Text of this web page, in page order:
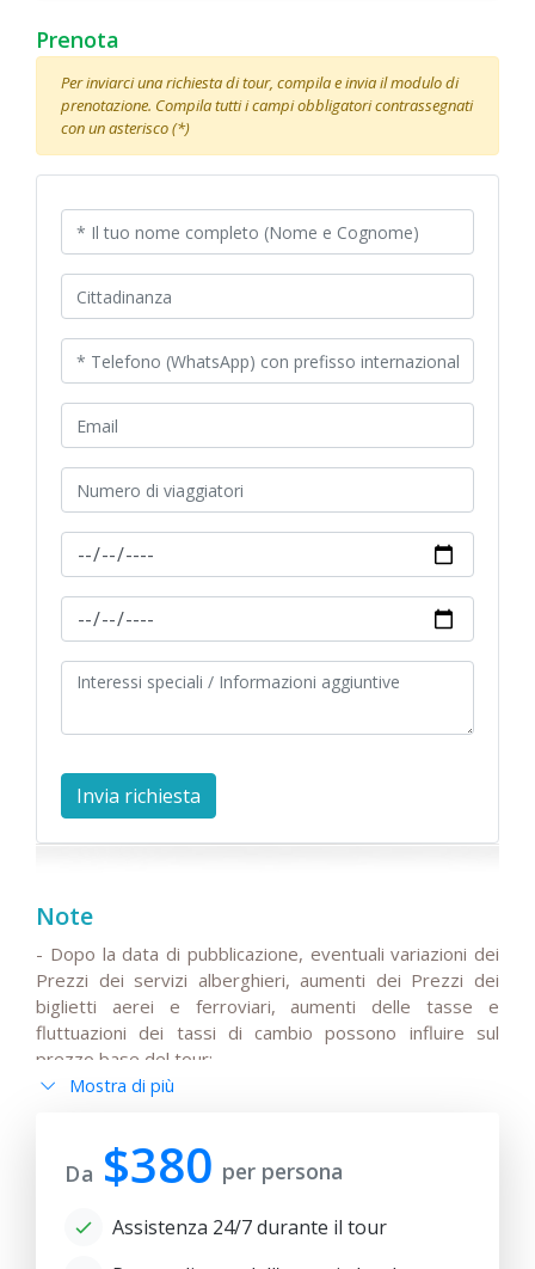
Prenota
Per inviarci una richiesta di tour, compila e invia il modulo di
prenotazione. Compila tutti i campi obbligatori contrassegnati
con un asterisco (*)
Note
- Dopo la data di pubblicazione, eventuali variazioni dei
Prezzi dei servizi alberghieri, aumenti dei Prezzi dei
biglietti aerei e ferroviari, aumenti delle tasse e
fluttuazioni dei tassi di cambio possono influire sul
prezzo base del tour;
- Tutte le modifiche all'itinerario principale devono
partenza/arrivo dei voli internazionali e pre-confermate
dai turisti;
forza maggiore (condizioni meteorologiche durante il
Mostra di più
Da $380 per persona
Assistenza 24/7 durante il tour